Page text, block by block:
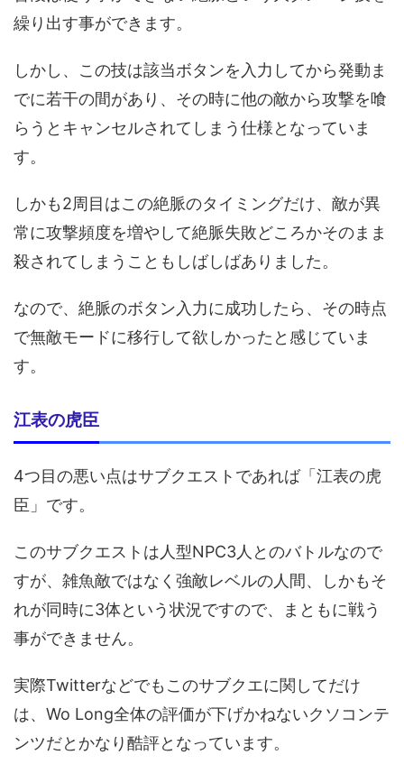
繰り出す事ができます。
しかし、この技は該当ボタンを入力してから発動ま
でに若干の間があり、その時に他の敵から攻撃を喰
らうとキャンセルされてしまう仕様となっていま
す。
しかも2周目はこの絶脈のタイミングだけ、敵が異
常に攻撃頻度を増やして絶脈失敗どころかそのまま
殺されてしまうこともしばしばありました。
なので、絶脈のボタン入力に成功したら、その時点
で無敵モードに移行して欲しかったと感じていま
す。
江表の虎臣
4つ目の悪い点はサブクエストであれば「江表の虎
臣」です。
このサブクエストは人型NPC3人とのバトルなので
すが、雑魚敵ではなく強敵レベルの人間、しかもそ
れが同時に3体という状況ですので、まともに戦う
事ができません。
実際Twitterなどでもこのサブクエに関してだけ
は、Wo Long全体の評価が下げかねないクソコンテ
ンツだとかなり酷評となっています。